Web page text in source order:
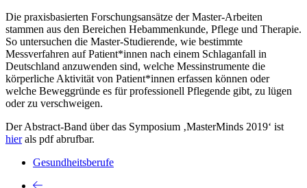
Die praxisbasierten Forschungsansätze der Master-Arbeiten
stammen aus den Bereichen Hebammenkunde, Pflege und Therapie.
So untersuchen die Master-Studierende, wie bestimmte
Messverfahren auf Patient*innen nach einem Schlaganfall in
Deutschland anzuwenden sind, welche Messinstrumente die
körperliche Aktivität von Patient*innen erfassen können oder
welche Beweggründe es für professionell Pflegende gibt, zu lügen
oder zu verschweigen.
Der Abstract-Band über das Symposium ‚MasterMinds 2019‘ ist
hierals pdf abrufbar.
Gesundheitsberufe